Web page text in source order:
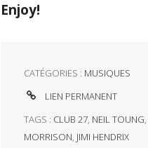
Enjoy!
CATÉGORIES : MUSIQUES
LIEN PERMANENT
TAGS : CLUB 27, NEIL TOUNG,
MORRISON, JIMI HENDRIX